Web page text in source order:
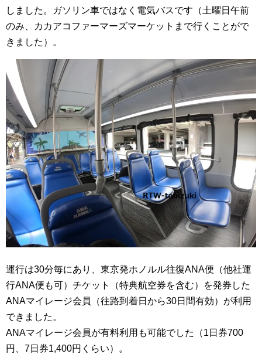
しました。ガソリン車ではなく電気バスです（土曜日午前
のみ、カカアコファーマーズマーケットまで行くことがで
きました）。
運行は30分毎にあり、東京発ホノルル往復ANA便（他社運
行ANA便も可）チケット（特典航空券を含む）を発券した
ANAマイレージ会員（往路到着日から30日間有効）が利用
できました。
ANAマイレージ会員が有料利用も可能でした（1日券700
円、7日券1,400円くらい）
。